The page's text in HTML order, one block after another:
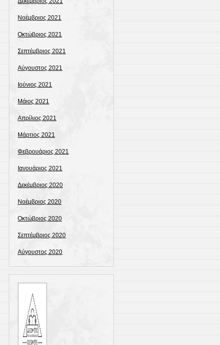
Νοέμβριος 2021
Οκτώβριος 2021
Σεπτέμβριος 2021
Αύγουστος 2021
Ιούνιος 2021
Μάιος 2021
Απρίλιος 2021
Μάρτιος 2021
Φεβρουάριος 2021
Ιανουάριος 2021
Δεκέμβριος 2020
Νοέμβριος 2020
Οκτώβριος 2020
Σεπτέμβριος 2020
Αύγουστος 2020